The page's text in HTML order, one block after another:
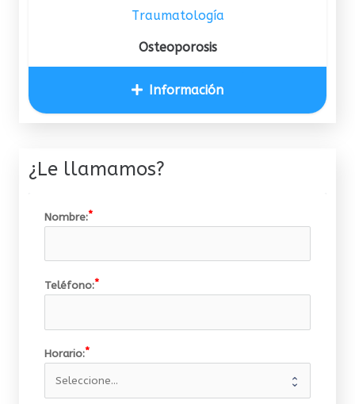
Traumatología
Osteoporosis
Información
¿Le llamamos?
Nombre:
Teléfono:
Horario: